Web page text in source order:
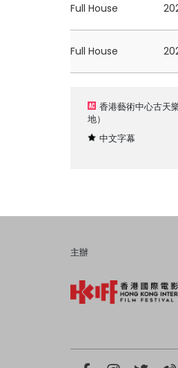
Full House
Full House
香港藝術中心古天
地）
中文字幕
主辦